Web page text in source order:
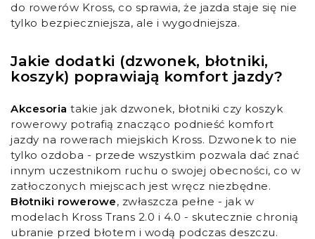
do rowerów Kross, co sprawia, że jazda staje się nie
tylko bezpieczniejsza, ale i wygodniejsza.
Jakie dodatki (dzwonek, błotniki,
koszyk) poprawiają komfort jazdy?
Akcesoria takie jak dzwonek, błotniki czy koszyk
rowerowy potrafią znacząco podnieść komfort
jazdy na rowerach miejskich Kross. Dzwonek to nie
tylko ozdoba - przede wszystkim pozwala dać znać
innym uczestnikom ruchu o swojej obecności, co w
zatłoczonych miejscach jest wręcz niezbędne.
Błotniki rowerowe, zwłaszcza pełne - jak w
modelach Kross Trans 2.0 i 4.0 - skutecznie chronią
ubranie przed błotem i wodą podczas deszczu.